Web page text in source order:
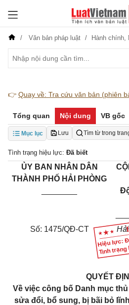
Văn bản pháp luật Hành chính,
👉 Quay về: Tra cứu văn bản (phiên
Tổng quan Nội dung VB gốc
Mục lục Lưu Tìm từ trong
Tình trạng hiệu lực: Đã biết
Hiệu lực:
Tình
ỦY BAN NHÂN DÂN
THÀNH PHỐ HẢI PHÒNG
Số: 1475/QĐ-CT
QUYẾT
Về việc công bố Danh mục
sửa đổi, bổ sung, bị bãi bỏ